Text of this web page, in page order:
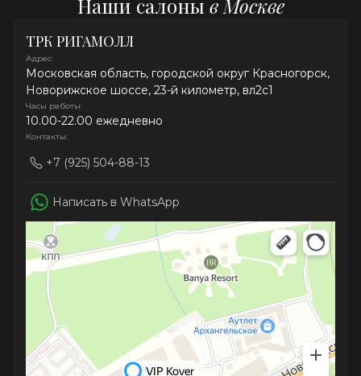
Наши салоны в Москве
ТРК РИГАМОЛЛ
Адрес:
Московская область, городской округ Красногорск,
Новорижское шоссе, 23-й километр, вл2с1
Часы работы:
10.00-22.00 ежедневно
Контакты:
+7 (925) 504-88-13
Написать в WhatsApp